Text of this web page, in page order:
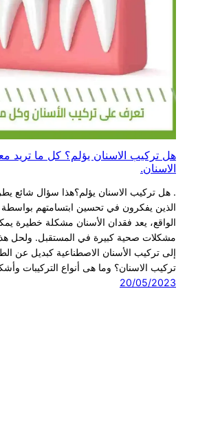
هل تركيب الاسنان يؤلم؟ كل ما تريد
الاسنان.
. هل تركيب الاسنان يؤلم؟هذا سؤال شائع
الذين يفكرون في تحسين ابتسامتهم
الواقع، يعد فقدان الأسنان مشكلة خطيرة
مشكلات صحية كبيرة في المستقبل. ولحل
إلى تركيب الأسنان الاصطناعية كبديل عن
تركيب الاسنان؟ وما هى أنواع التركيبات
20/05/2023